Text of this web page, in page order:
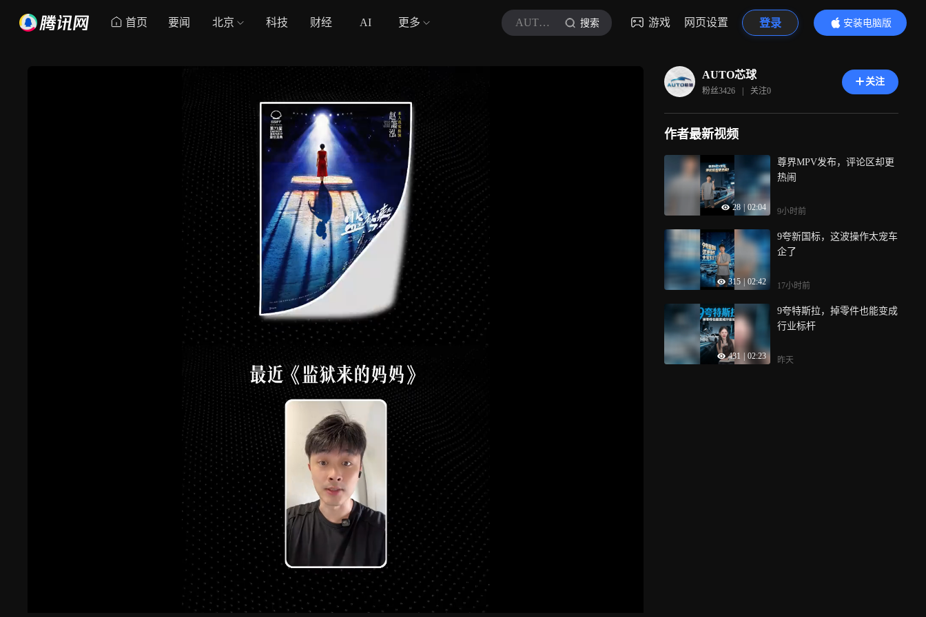
首页 要闻 北京 科技 财经 AI 更多 AUTO芯球 搜索 游戏 网页设置 登录
安装电脑版
内容更精彩
AUTO芯球
粉丝3426 | 关注0
关注
作者最新视频
28 02:04
尊界MPV发布，评论区却更
热闹
9小时前
315 02:42
9夸新国标，这波操作太宠车
企了
17小时前
431 02:23
9夸特斯拉，掉零件也能变成
行业标杆
昨天